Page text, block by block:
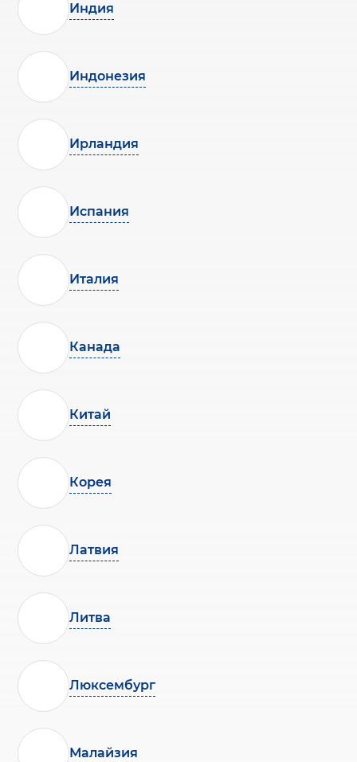
Индия
Индонезия
Ирландия
Испания
Италия
Канада
Китай
Корея
Латвия
Литва
Люксембург
Малайзия